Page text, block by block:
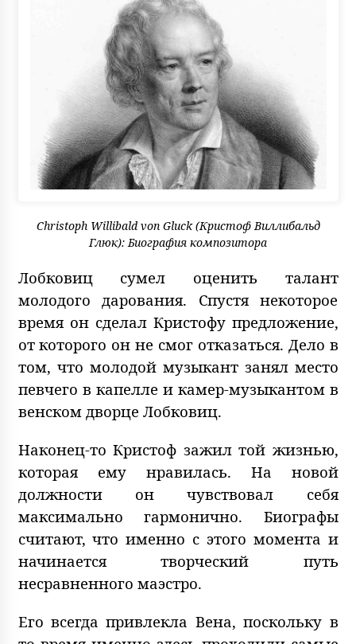
Christoph Willibald von Gluck (Кристоф Виллибальд
Глюк): Биография композитора
Лобковиц сумел оценить талант
молодого дарования. Спустя некоторое
время он сделал Кристофу предложение,
от которого он не смог отказаться. Дело в
том, что молодой музыкант занял место
певчего в капелле и камер-музыкантом в
венском дворце Лобковиц.
Наконец-то Кристоф зажил той жизнью,
которая ему нравилась. На новой
должности он чувствовал себя
максимально гармонично. Биографы
считают, что именно с этого момента и
начинается творческий путь
несравненного маэстро.
Его всегда привлекла Вена, поскольку в